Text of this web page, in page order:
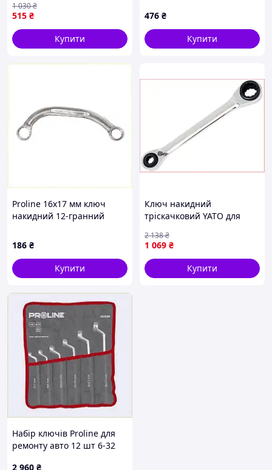
високим захопленням
515 ₴
1 030₴
Купити
476 ₴
Купити
Proline 16х17 мм ключ
накидний 12-гранний
186 ₴
Купити
Ключ накидний
тріскачковий YATO для
болтами 10x13 17x19 мм
200 мм CrV
1 069 ₴
2 138₴
Купити
Набір ключів Proline для
ремонту авто 12 шт 6-32
2 960 ₴